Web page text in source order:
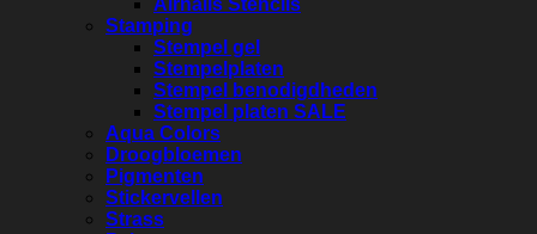
Airnails Stencils
Stamping
Stempel gel
Stempelplaten
Stempel benodigdheden
Stempel platen SALE
Aqua Colors
Droogbloemen
Pigmenten
Stickervellen
Strass